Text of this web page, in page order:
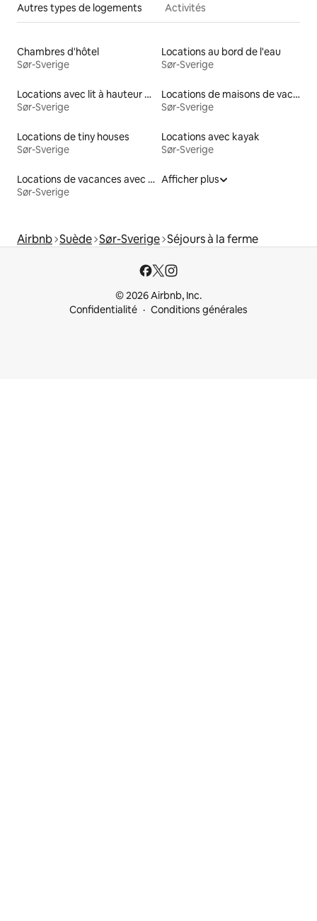
Autres types de logements Activités
Chambres d'hôtel
Sør-Sverige
Locations au bord de l'eau
Sør-Sverige
Locations avec lit à hauteur adaptée
Sør-Sverige
Locations de maisons de vacances
Sør-Sverige
Locations de tiny houses
Sør-Sverige
Locations avec kayak
Sør-Sverige
Locations de vacances avec piscine
Sør-Sverige
Afficher plus
Airbnb Suède Sør-Sverige Séjours à la ferme
© 2026 Airbnb, Inc.
Confidentialité
Conditions générales